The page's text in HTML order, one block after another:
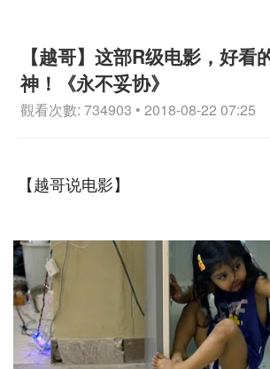
【越哥】这部R级电影，好看
神！《永不妥协》
觀看次數: 734903 • 2018-08-22 07:25
【越哥说电影】